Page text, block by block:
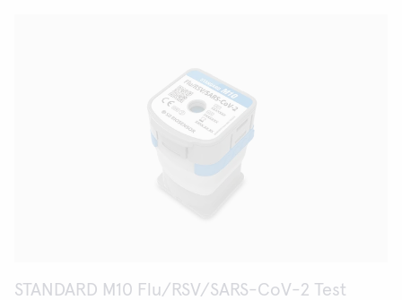
STANDARD M10 Flu/RSV/SARS-CoV-2 Test